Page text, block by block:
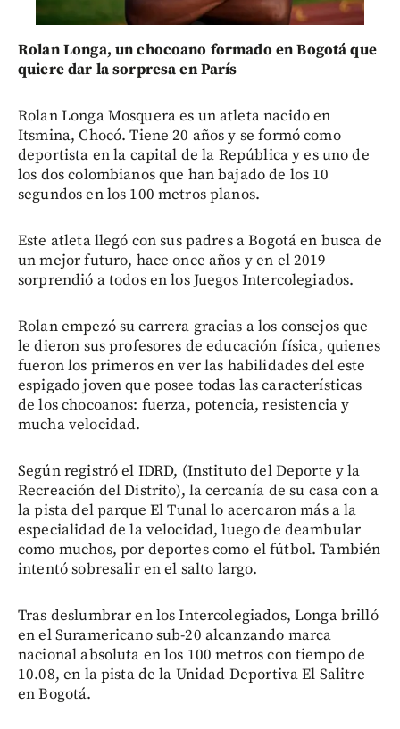
Rolan Longa, un chocoano formado en Bogotá que
quiere dar la sorpresa en París
Rolan Longa Mosquera es un atleta nacido en
Itsmina, Chocó. Tiene 20 años y se formó como
deportista en la capital de la República y es uno de
los dos colombianos que han bajado de los 10
segundos en los 100 metros planos.
Este atleta llegó con sus padres a Bogotá en busca de
un mejor futuro, hace once años y en el 2019
sorprendió a todos en los Juegos Intercolegiados.
Rolan empezó su carrera gracias a los consejos que
le dieron sus profesores de educación física, quienes
fueron los primeros en ver las habilidades del este
espigado joven que posee todas las características
de los chocoanos: fuerza, potencia, resistencia y
mucha velocidad.
Según registró el IDRD, (Instituto del Deporte y la
Recreación del Distrito), la cercanía de su casa con a
la pista del parque El Tunal lo acercaron más a la
especialidad de la velocidad, luego de deambular
como muchos, por deportes como el fútbol. También
intentó sobresalir en el salto largo.
Tras deslumbrar en los Intercolegiados, Longa brilló
en el Suramericano sub-20 alcanzando marca
nacional absoluta en los 100 metros con tiempo de
10.08, en la pista de la Unidad Deportiva El Salitre
en Bogotá.